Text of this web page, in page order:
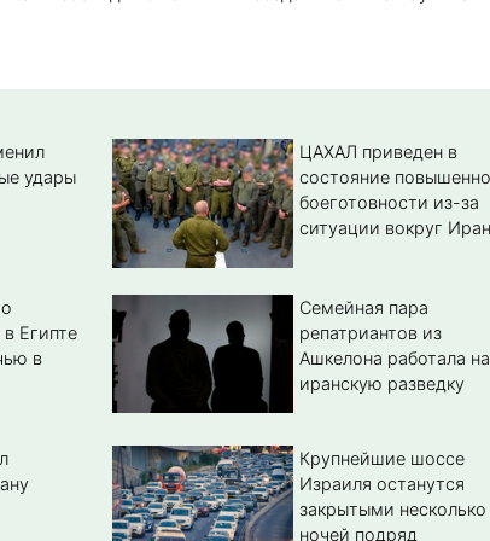
удары
ЦАХАЛ приведен в
состояние
боеготовности из-за
ситуации вокруг
Египте
в
Семейная пара
репатриантов из
Ашкелона работала на
иранскую разведку
Крупнейшие шоссе
Израиля останутся
закрытыми несколько
ночей подряд